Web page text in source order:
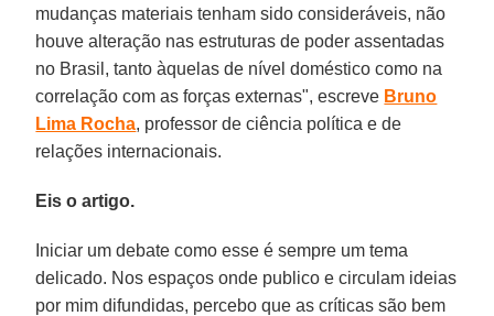
mudanças materiais tenham sido consideráveis, não
houve alteração nas estruturas de poder assentadas
no Brasil, tanto àquelas de nível doméstico como na
correlação com as forças externas", escreve Bruno
Lima Rocha, professor de ciência política e de
relações internacionais.
Eis o artigo.
Iniciar um debate como esse é sempre um tema
delicado. Nos espaços onde publico e circulam ideias
por mim difundidas, percebo que as críticas são bem